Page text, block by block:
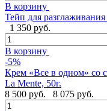
В корзину
Тейп для
1 350 руб.
В корзину
-5%
Крем «Все в одном» со
La Mente, 50г.
8 500 руб.
8 075 руб.